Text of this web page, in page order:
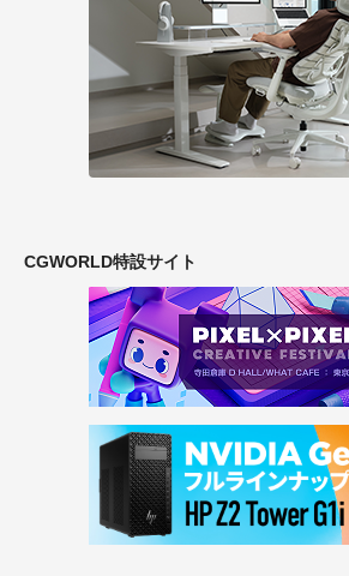
CGWORLD特設サイト